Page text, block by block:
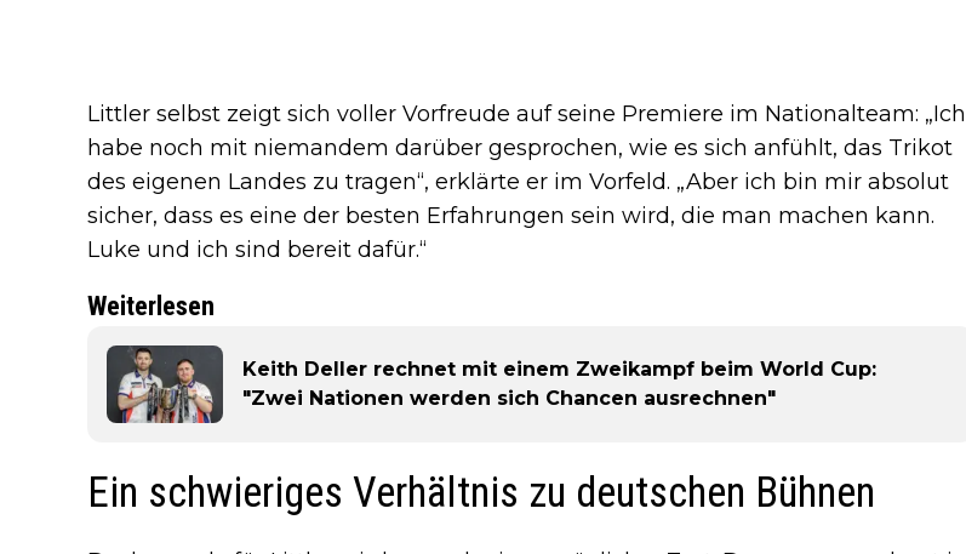
Littler selbst zeigt sich voller Vorfreude auf seine Premiere im Nationalteam: „Ich
habe noch mit niemandem darüber gesprochen, wie es sich anfühlt, das Trikot
des eigenen Landes zu tragen“, erklärte er im Vorfeld. „Aber ich bin mir absolut
sicher, dass es eine der besten Erfahrungen sein wird, die man machen kann.
Luke und ich sind bereit dafür.“
Weiterlesen
Keith Deller rechnet mit einem Zweikampf beim World Cup:
"Zwei Nationen werden sich Chancen ausrechnen"
Ein schwieriges Verhältnis zu deutschen Bühnen